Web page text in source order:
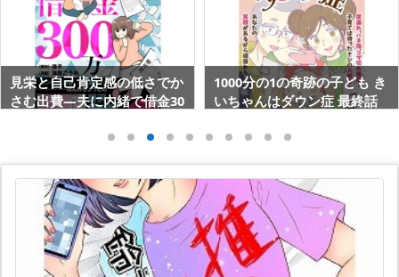
見栄と自己肯定感の低さでか
さむ出費―夫に内緒で借金30
1000分の1の奇跡の子ども き
いちゃんはダウン症 最終話